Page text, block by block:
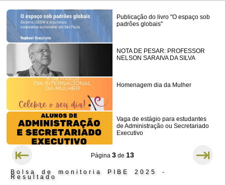
Publicação do livro "O espaço sob
padrões globais"
NOTA DE PESAR: PROFESSOR
NELSON SARAIVA DA SILVA
Homenagem dia da Mulher
Vaga de estágio para estudantes
de Administração ou Secretariado
Executivo
⇤ Página 3 de 13 ⇥
Bolsa de monitoria PIBE 2025 -
Resultado